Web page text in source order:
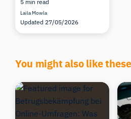
5 min read
Laila Mowla
Updated 27/05/2026
You might also like these